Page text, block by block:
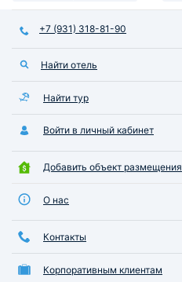
+7 (931) 318-81-90
Найти отель
Найти тур
Войти в личный кабинет
Добавить объект размещения
О нас
Контакты
Корпоративным клиентам